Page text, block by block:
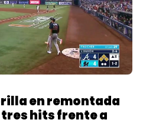
en remontada
tres hits frente a